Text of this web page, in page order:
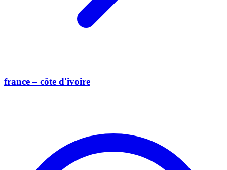
france – côte d'ivoire